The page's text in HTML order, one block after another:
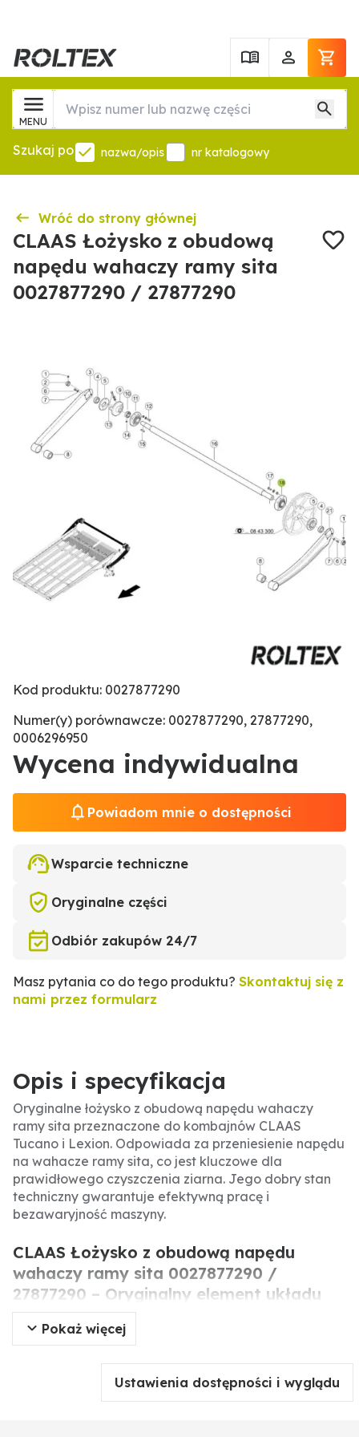
MENU
Szukaj po nazwa/opis nr katalogowy
Wróć do strony głównej
CLAAS Łożysko z obudową
napędu wahaczy ramy sita
0027877290 / 27877290
Kod produktu: 0027877290
Numer(y) porównawcze: 0027877290, 27877290,
0006296950
Wycena indywidualna
Powiadom mnie o dostępności
Wsparcie techniczne
Oryginalne części
Odbiór zakupów 24/7
Masz pytania co do tego produktu? Skontaktuj się z
nami przez formularz
Opis i specyfikacja
Oryginalne łożysko z obudową napędu wahaczy
ramy sita przeznaczone do kombajnów CLAAS
Tucano i Lexion. Odpowiada za przeniesienie napędu
na wahacze ramy sita, co jest kluczowe dla
prawidłowego czyszczenia ziarna. Jego dobry stan
techniczny gwarantuje efektywną pracę i
bezawaryjność maszyny.
CLAAS Łożysko z obudową napędu
wahaczy ramy sita 0027877290 /
27877290 – Oryginalny element układu
czyszczącego do kombajnów Lexion i
Tucano
Oryginalne łożysko z obudową napędu wahaczy
ramy sita CLAAS to kluczowy element układu
Pokaż więcej
Ustawienia dostępności i wyglądu